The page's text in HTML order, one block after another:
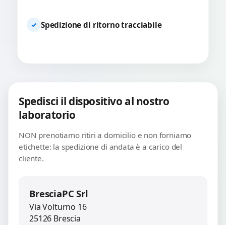
✓ Spedizione di ritorno tracciabile
Spedisci il dispositivo al nostro
laboratorio
NON prenotiamo ritiri a domicilio e non forniamo
etichette: la spedizione di andata è a carico del
cliente.
BresciaPC Srl
Via Volturno 16
25126 Brescia